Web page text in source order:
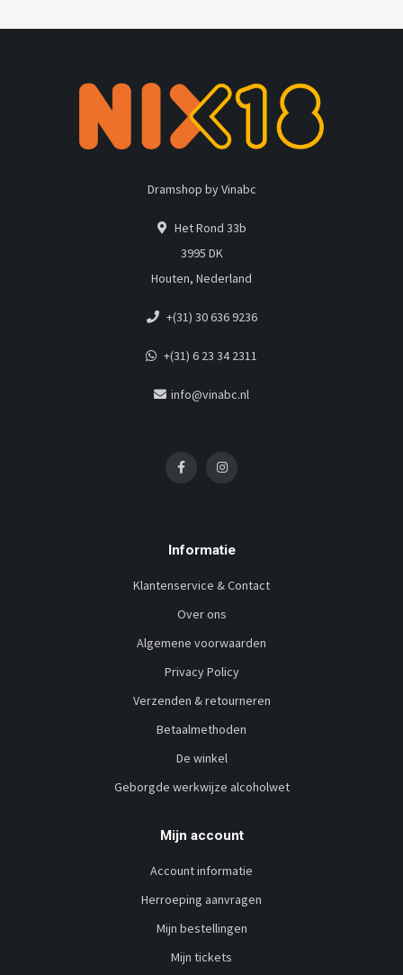
Dramshop by Vinabc
Het Rond 33b
3995 DK
Houten, Nederland
+(31) 30 636 9236
+(31) 6 23 34 2311
info@vinabc.nl
Informatie
Klantenservice & Contact
Over ons
Algemene voorwaarden
Privacy Policy
Verzenden & retourneren
Betaalmethoden
De winkel
Geborgde werkwijze alcoholwet
Mijn account
Account informatie
Herroeping aanvragen
Mijn bestellingen
Mijn tickets